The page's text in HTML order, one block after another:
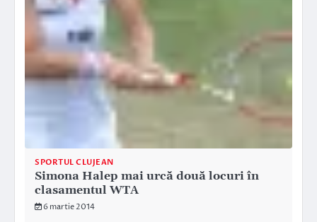
SPORTUL CLUJEAN
Simona Halep mai urcă două locuri în
clasamentul WTA
6 martie 2014